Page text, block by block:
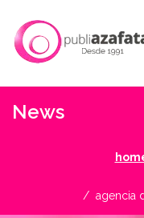
News
agencia